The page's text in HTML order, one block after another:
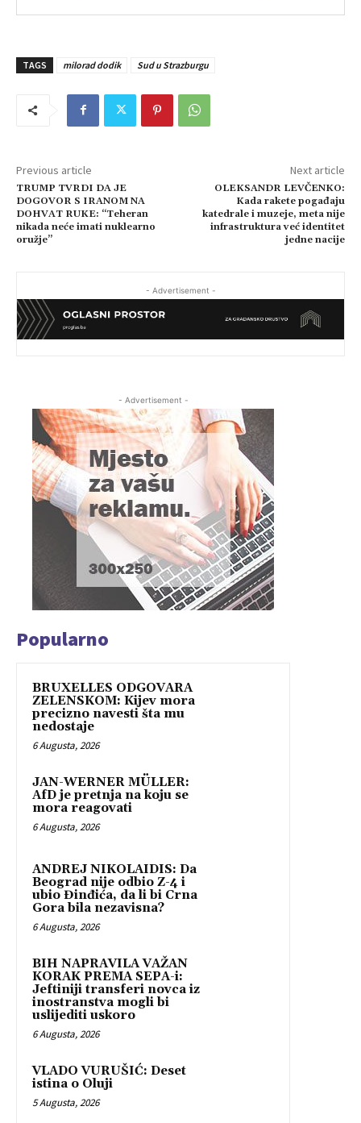
TAGS milorad dodik Sud u Strazburgu
Previous article
TRUMP TVRDI DA JE
DOGOVOR S IRANOM NA
DOHVAT RUKE: “Teheran
nikada neće imati nuklearno
oružje”
Next article
OLEKSANDR LEVČENKO:
Kada rakete pogađaju
katedrale i muzeje, meta nije
infrastruktura već identitet
jedne nacije
- Advertisement -
- Advertisement -
Popularno
BRUXELLES ODGOVARA
ZELENSKOM: Kijev mora
precizno navesti šta mu
nedostaje
6 Augusta, 2026
JAN-WERNER MÜLLER:
AfD je pretnja na koju se
mora reagovati
6 Augusta, 2026
ANDREJ NIKOLAIDIS: Da
Beograd nije odbio Z-4 i
ubio Đinđića, da li bi Crna
Gora bila nezavisna?
6 Augusta, 2026
BIH NAPRAVILA VAŽAN
KORAK PREMA SEPA-i:
Jeftiniji transferi novca iz
inostranstva mogli bi
uslijediti uskoro
6 Augusta, 2026
VLADO VURUŠIĆ: Deset
istina o Oluji
5 Augusta, 2026